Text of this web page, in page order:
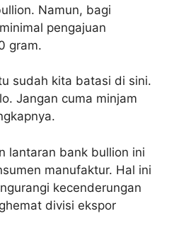
Namun, bagi
pengajuan
gram.
sudah kita batasi di sini.
Jangan cuma minjam
lantaran bank bullion ini
manufaktur. Hal ini
kecenderungan
divisi ekspor